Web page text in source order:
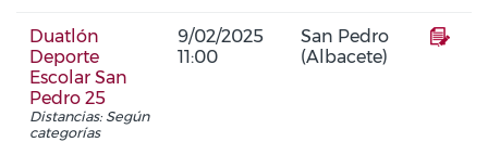
Duatlón
Deporte
Escolar San
Pedro 25
Distancias: Según
categorías
9/02/2025
11:00
San Pedro
(Albacete)